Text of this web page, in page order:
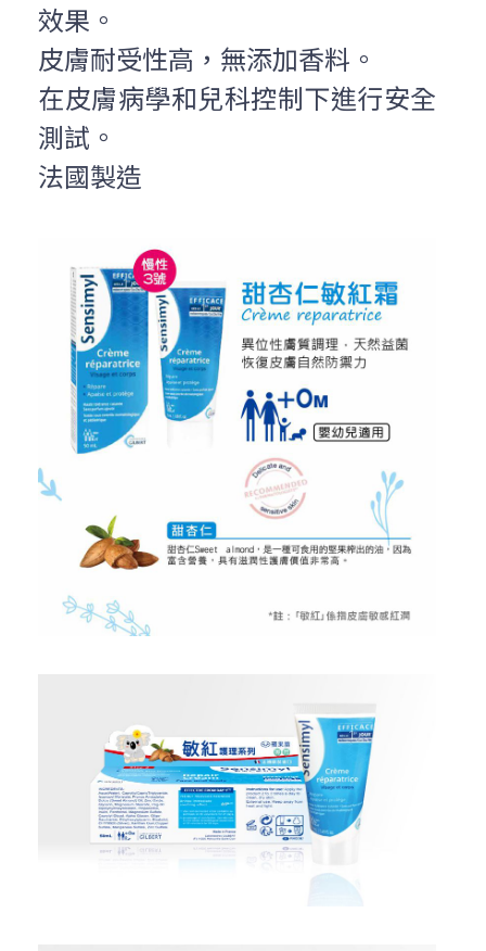
效果。
皮膚耐受性高，無添加香料。
在皮膚病學和兒科控制下進行安全
測試。
法國製造